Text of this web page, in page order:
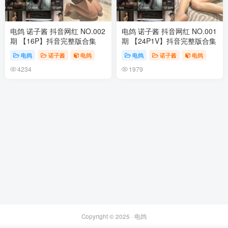
电鸽 诺子酱 抖音网红 NO.002
期 【16P】抖音完整版合集
电鸽 诺子酱 电鸽
4234
电鸽 诺子酱 抖音网红 NO.001
期 【24P1V】抖音完整版合集
电鸽 诺子酱 电鸽
1979
Copyright © 2025 · 电鸽